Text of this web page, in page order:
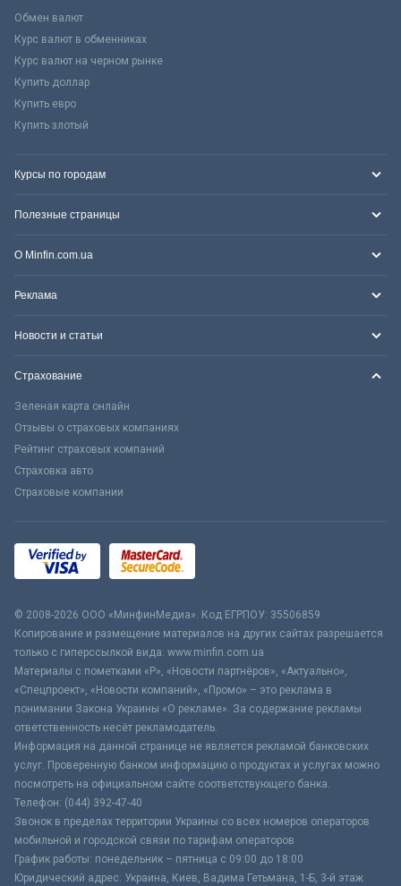
Обмен валют
Курс валют в обменниках
Курс валют на черном рынке
Купить доллар
Купить евро
Купить злотый
Курсы по городам
Полезные страницы
О Minfin.com.ua
Реклама
Новости и статьи
Страхование
Зеленая карта онлайн
Отзывы о страховых компаниях
Рейтинг страховых компаний
Страховка авто
Страховые компании
© 2008-2026 ООО «МинфинМедиа». Код ЕГРПОУ: 35506859
Копирование и размещение материалов на других сайтах разрешается
только с гиперссылкой вида: www.minfin.com.ua
Материалы с пометками «Р», «Новости партнёров», «Актуально»,
«Спецпроект», «Новости компаний», «Промо» – это реклама в
понимании Закона Украины «О рекламе». За содержание рекламы
ответственность несёт рекламодатель.
Информация на данной странице не является рекламой банковских
услуг. Проверенную банком информацию о продуктах и услугах можно
посмотреть на официальном сайте соответствующего банка.
Телефон: (044) 392-47-40
Звонок в пределах территории Украины со всех номеров операторов
мобильной и городской связи по тарифам операторов
График работы: понедельник – пятница с 09:00 до 18:00
Юридический адрес: Украина, Киев, Вадима Гетьмана, 1-Б, 3-й этаж